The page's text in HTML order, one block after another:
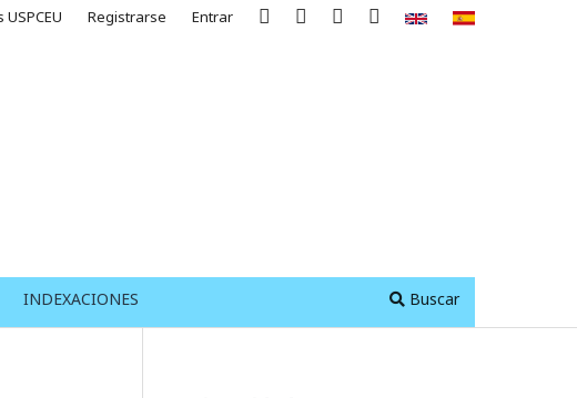
INDEXACIONES Buscar
Registrarse Entrar